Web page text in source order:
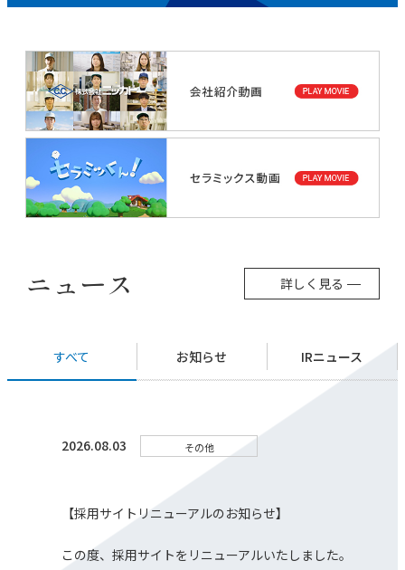
ニュース 詳しく見る
すべて お知らせ IRニュース
2026.08.03 その他
【採用サイトリニューアルのお知らせ】
この度、採用サイトをリニューアルいたしました。